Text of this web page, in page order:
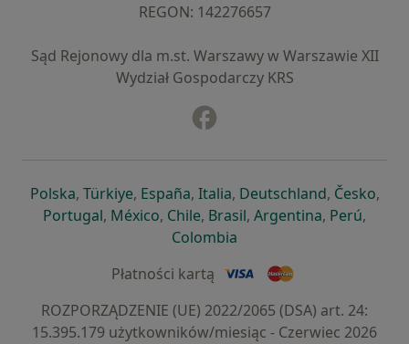
REGON: ⁠142276657
Sąd Rejonowy dla m.st. Warszawy w Warszawie XII
Wydział Gospodarczy KRS
Polskaotwiera się w nowej karcie
, Türkiyeotwiera się w nowej karcie
, Españaotwiera się w nowej karcie
, Italiaotwiera się w nowej
, Deutschlandotwiera się
, Česko,
Portugalotwiera się w nowej karcie
, Méxicootwiera się w nowej karcie
, Chileotwiera się w nowej karcie
, Brasilotwiera się w nowej
, Argentinaotwiera się
, Perú,
Colombia
Płatności kartą
ROZPORZĄDZENIE (UE) 2022/2065 (DSA) art. 24:
15.395.179 użytkowników/miesiąc - Czerwiec 2026